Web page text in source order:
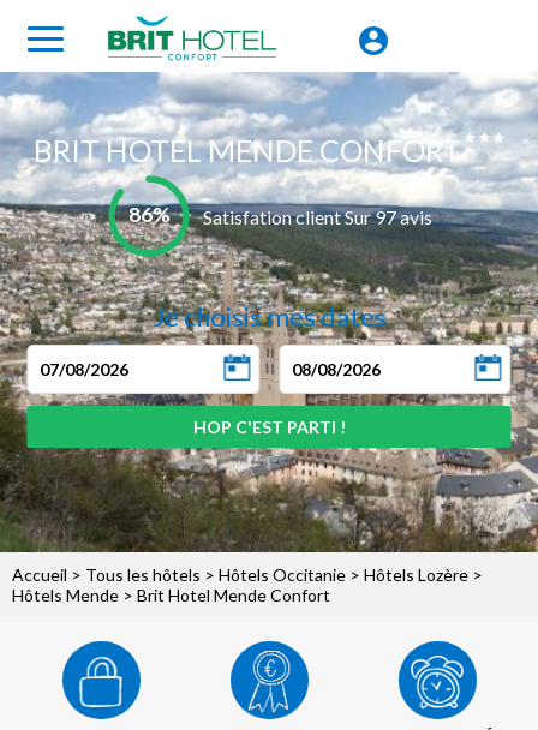
BRIT HOTEL MENDE CONFORT
86% Satisfation client Sur 97 avis
Je choisis mes dates
Accueil > Tous les hôtels > Hôtels Occitanie > Hôtels Lozère >
Hôtels Mende > Brit Hotel Mende Confort